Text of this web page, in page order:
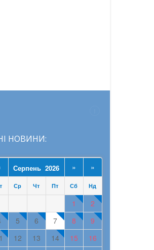
НОВИНИ:
Серпень 2026 » »
Ср Чт Пт Сб Нд
1
2
5 6 7 8
9
12 13 14 15 16